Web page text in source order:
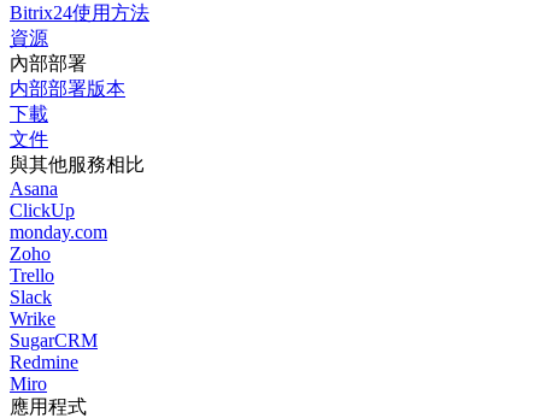
Bitrix24使用方法
資源
內部部署
内部部署版本
下載
文件
與其他服務相比
Asana
ClickUp
monday.com
Zoho
Trello
Slack
Wrike
SugarCRM
Redmine
Miro
應用程式